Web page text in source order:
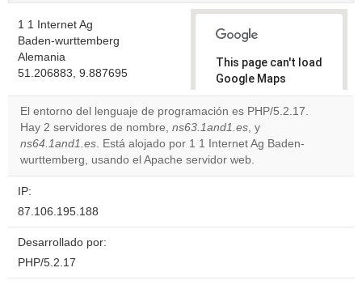
1 1 Internet Ag
Baden-wurttemberg
Alemania
51.206883, 9.887695
This page can't load
Google Maps
correctly.
Do you
own this
website?
El entorno del lenguaje de programación es PHP/5.2.17.
Hay 2 servidores de nombre, ns63.1and1.es, y
ns64.1and1.es. Está alojado por 1 1 Internet Ag Baden-
wurttemberg, usando el Apache servidor web.
IP:
87.106.195.188
Desarrollado por:
PHP/5.2.17